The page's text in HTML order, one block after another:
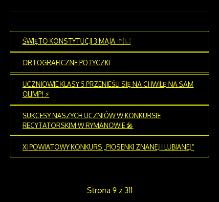
ŚWIĘTO KONSTYTUCJI 3 MAJA 🇵🇱
ORTOGRAFICZNE POTYCZKI
UCZNIOWIE KLASY 5 PRZENIEŚLI SIĘ NA CHWILĘ NA SAM
OLIMP! ⚡
SUKCESY NASZYCH UCZNIÓW W KONKURSIE
RECYTATORSKIM W RYMANOWIE 🎤
XI POWIATOWY KONKURS „PIOSENKI ZNANEJ I LUBIANEJ”
Strona 9 z 311